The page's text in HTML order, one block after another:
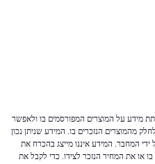
מידע על המוצרים המפורסמים בו ולאפשר
מהמוצרים הנזכרים בו. המידע שניתן נכון
המחבר. המידע איננו מייצג בהכרח את
או את המחיר הנזכר לצידו. כדי לקבל את